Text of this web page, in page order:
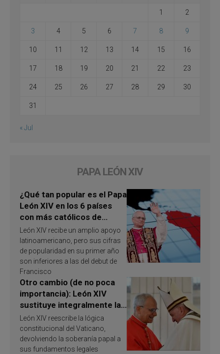
1 2
3 4 5 6 7 8 9
10 11 12 13 14 15 16
17 18 19 20 21 22 23
24 25 26 27 28 29 30
31
« Jul
PAPA LEÓN XIV
¿Qué tan popular es el Papa
León XIV en los 6 países
con más católicos de
América Latina en 2026?
Publican resultados de
investigación
León XIV recibe un amplio apoyo
latinoamericano, pero sus cifras
de popularidad en su primer año
son inferiores a las del debut de
Francisco
Otro cambio (de no poca
importancia): León XIV
sustituye integralmente la
ley vaticana de Papa
Francisco
León XIV reescribe la lógica
constitucional del Vaticano,
devolviendo la soberanía papal a
sus fundamentos legales